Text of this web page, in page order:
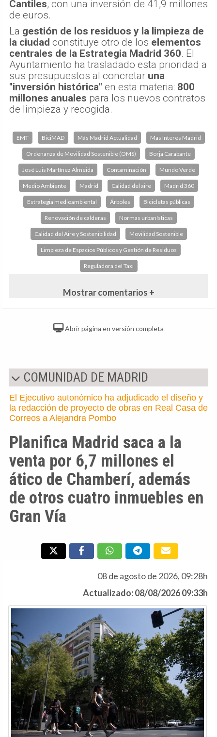
Cantiles, con una inversión de 41,9 millones
de euros.
La gestión de los residuos y la limpieza de
la ciudad constituye otro de los elementos
centrales de la Estrategia Madrid 360. El
Ayuntamiento ha trasladado esta prioridad a
sus presupuestos al concretar una
"inversión histórica" en esta materia: 800
millones anuales para los nuevos contratos
de limpieza y recogida.
EMT BiciMAD Más Madrid Actualidad Mas Interes Madrid
Ordenanza de Movilidad Sostenible (OMS) Borja Carabante
José Luis Martínez Almeida Contaminación Mundo Verde
Medio Ambiente Madrid Calidad del aire Madrid 360
Estrategia medioambiental Árboles Bicicletas públicas
Renovación de calderas Normas urbanísticas
Calidad del Aire y Sostenibilidad Movilidad Sostenible
Limpieza de Espacios Públicos y Gestión de Residuos
Reguladora del Taxi
Mostrar comentarios +
Abrir página en versión completa
COMUNIDAD DE MADRID
El Ejecutivo autonómico ha adjudicado el diseño y
la redacción de proyecto de obras en Real Casa de
Correos a Alejandra Pombo
Planifica Madrid saca a la
venta por 6,7 millones el
ático de Chamberí, además
de otros cuatro inmuebles en
Gran Vía
08 de agosto de 2026, 09:28h
Actualizado: 08/08/2026 09:33h